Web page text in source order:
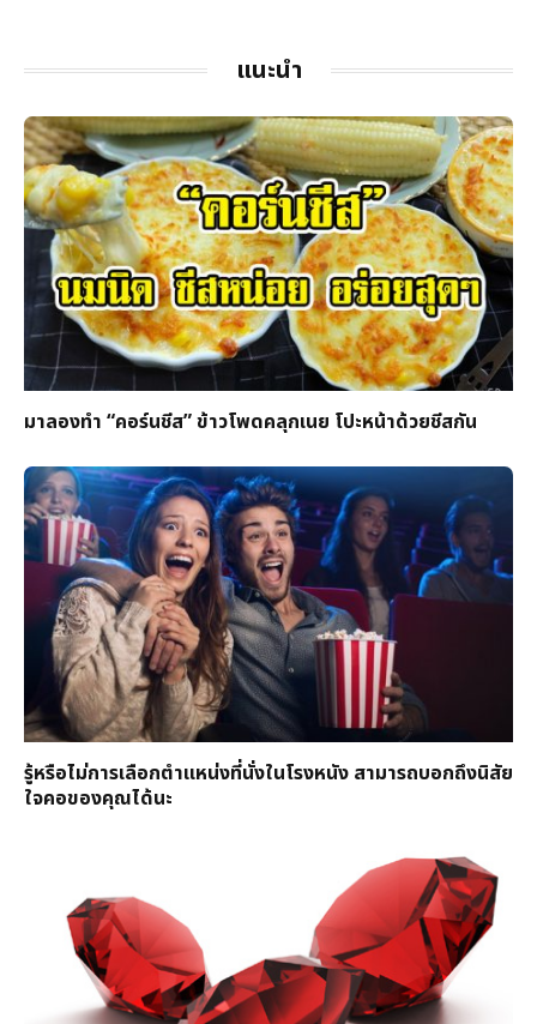
แนะนำ
มาลองทำ “คอร์นชีส” ข้าวโพดคลุกเนย โปะหน้าด้วยชีสกัน
รู้หรือไม่การเลือกตำแหน่งที่นั่งในโรงหนัง สามารถบอกถึงนิสัย
ใจคอของคุณได้นะ